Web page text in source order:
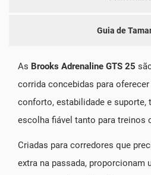
Guia de
As Brooks Adrenaline GTS 25
corrida concebidas para
conforto, estabilidade e suporte,
escolha fiável tanto para treinos
Criadas para corredores que
extra na passada, proporcionam